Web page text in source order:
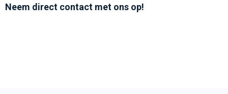
Neem direct contact met ons op!